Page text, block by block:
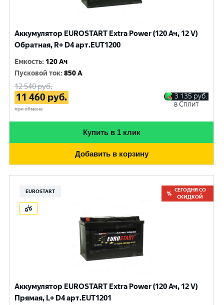
Аккумулятор EUROSTART Extra Power (120 Ач, 12 V)
Обратная, R+ D4 арт.EUT1200
Емкость: 120 Ач
Пусковой ток:850 A
12 540руб.
11 460 руб.
при обмене
3 135 руб.
в Сплит
Купить в 1 клик
Добавить в корзину
EUROSTART
СЕГОДНЯ СО
СКИДКОЙ
Аккумулятор EUROSTART Extra Power (120 Ач, 12 V)
Прямая, L+ D4 арт.EUT1201